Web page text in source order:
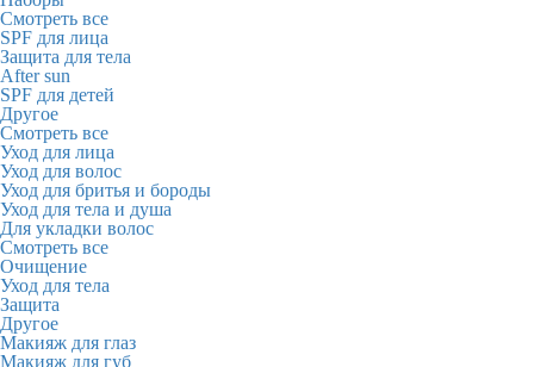
Смотреть все
SPF для лица
Защита для тела
After sun
SPF для детей
Другое
Смотреть все
Уход для лица
Уход для волос
Уход для бритья и бороды
Уход для тела и душа
Для укладки волос
Смотреть все
Очищение
Уход для тела
Защита
Другое
Макияж для глаз
Макияж для губ